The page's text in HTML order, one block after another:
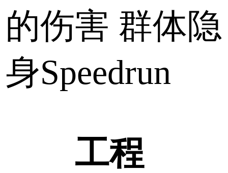
的伤害 群体隐
身Speedrun
工程